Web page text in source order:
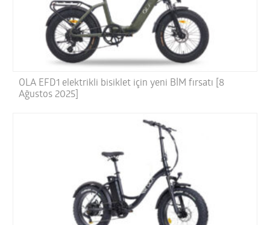
OLA EFD1 elektrikli bisiklet için yeni BİM fırsatı [8
Ağustos 2025]